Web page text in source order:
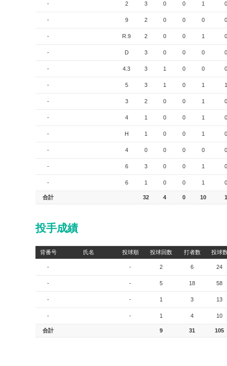
- 2 3 0 0 1 0
- 9 2 0 0 0 0
- R.9 2 0 0 1 0
- D 3 0 0 0 0
- 4.3 3 1 0 0 0
- 5 3 1 0 1 1
- 3 2 0 0 1 0
- 4 1 0 0 1 0
- H 1 0 0 1 0
- 4 0 0 0 0 0
- 6 3 0 0 1 0
- 6 1 0 0 1 0
合計 32 4 0 10 1
投手成績
背番号 氏名 投球順 投球回数 打者数 投球
- - 2 6 24
- - 5 18 58
- - 1 3 13
- - 1 4 10
合計 9 31 105